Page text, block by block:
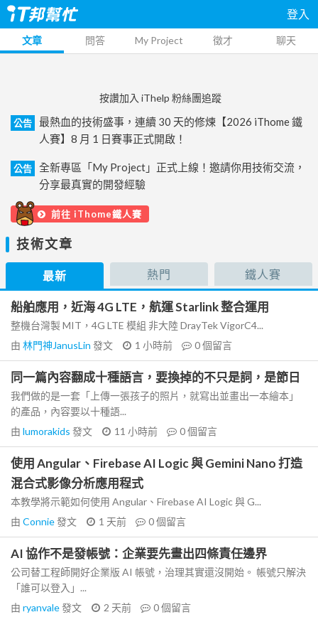
登入
文章 問答 My Project 徵才 聊天
按讚加入 iThelp 粉絲團追蹤
公告
最熱血的技術盛事，連續 30 天的修煉【2026 iThome 鐵
人賽】8 月 1 日賽事正式開啟！
公告
全新專區「My Project」正式上線！邀請你用技術交流，
分享最真實的開發經驗
前往 iThome鐵人賽
技術文章
最新 熱門 鐵人賽
船舶應用，近海 4G LTE，航運 Starlink 整合運用
整機台灣製 MIT，4G LTE 模組 非大陸 DrayTek VigorC4...
由 林門神JanusLin 發文 1 小時前 0個留言
同一篇內容翻成十種語言，要換掉的不只是詞，是節日
我們做的是一套「上傳一張孩子的照片，就寫出並畫出一本繪本」
的產品，內容要以十種語...
由 lumorakids 發文 11 小時前 0個留言
使用 Angular、Firebase AI Logic 與 Gemini Nano 打造
混合式影像分析應用程式
本教學將示範如何使用 Angular、Firebase AI Logic 與 G...
由 Connie發文 1 天前 0個留言
AI 協作不是發帳號：企業要先畫出四條責任邊界
公司替工程師開好企業版 AI 帳號，治理其實還沒開始。 帳號只解決
「誰可以登入」...
由 ryanvale發文 2 天前 0個留言